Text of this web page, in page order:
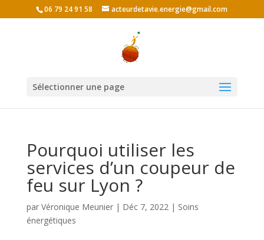
06 79 24 91 58 acteurdetavie.energie@gmail.com
Sélectionner une page
Pourquoi utiliser les
services d’un coupeur de
feu sur Lyon ?
par Véronique Meunier| Déc 7, 2022| Soins
énergétiques